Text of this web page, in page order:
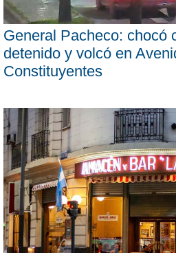
General Pacheco: chocó
detenido y volcó en
Constituyentes